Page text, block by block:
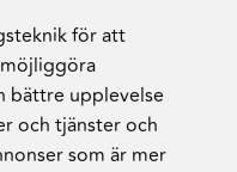
för att
bättre upplevelse
och tjänster och
som är mer